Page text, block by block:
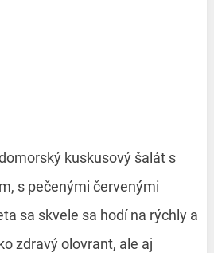
kuskusový šalát s
s pečenými červenými
sa skvele sa hodí na rýchly a
zdravý olovrant, ale aj